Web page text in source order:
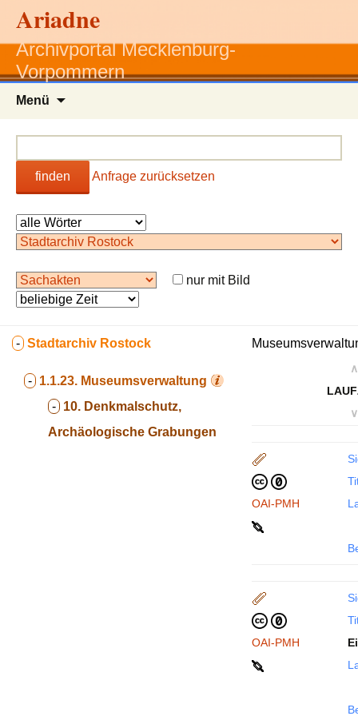
Ariadne
Archivportal Mecklenburg-
Vorpommern
Menü
finden Anfrage zurücksetzen
nur mit Bild
- Stadtarchiv Rostock
- 1.1.23. Museumsverwaltung
- 10. Denkmalschutz,
Archäologische Grabungen
∧
∨
OAI-PMH
OAI-PMH